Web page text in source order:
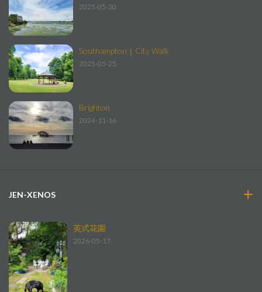
2025-05-30
Southampton｜City Walk
2025-05-25
Brighton
2024-11-16
JEN-XENOS
英式花園
2026-05-17